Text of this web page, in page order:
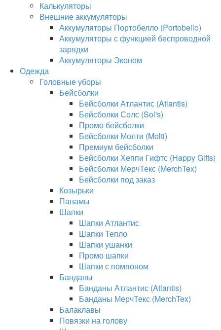
Калькуляторы
Внешние аккумуляторы
Аккумуляторы Портобелло (Portobello)
Аккумуляторы с функцией беспроводной
зарядки
Аккумуляторы Эконом
Одежда
Головные уборы
Бейсболки
Бейсболки Атлантис (Atlantis)
Бейсболки Солс (Sol's)
Промо бейсболки
Бейсболки Молти (Molti)
Премиум бейсболки
Бейсболки Хеппи Гифтс (Happy Gifts)
Бейсболки МерчТекс (MerchTex)
Бейсболки под заказ
Козырьки
Панамы
Шапки
Шапки Атлантис
Шапки Тепло
Шапки ушанки
Промо шапки
Шапки с помпоном
Банданы
Банданы Атлантис (Atlantis)
Банданы МерчТекс (MerchTex)
Балаклавы
Повязки на голову